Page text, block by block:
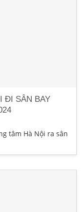
ĐI SÂN BAY
tâm Hà Nội ra sân